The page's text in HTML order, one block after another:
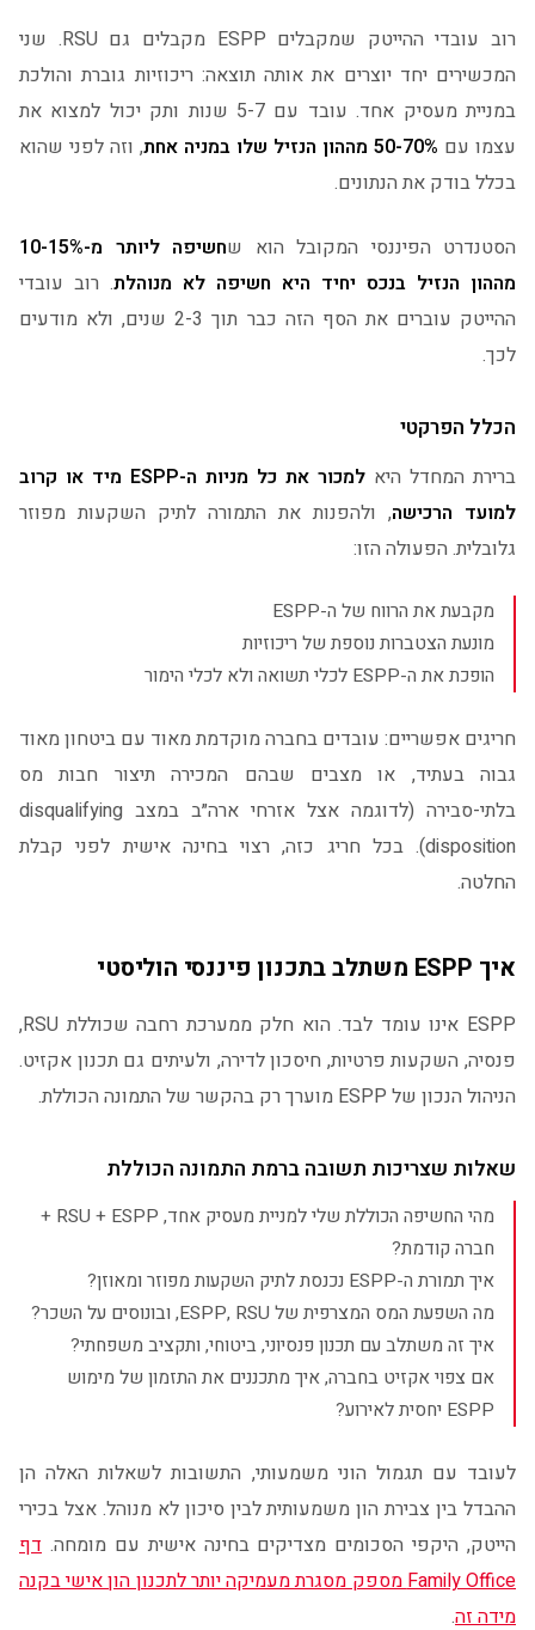
רוב עובדי ההייטק שמקבלים ESPP מקבלים גם RSU. שני
המכשירים יחד יוצרים את אותה תוצאה: ריכוזיות גוברת והולכת
במניית מעסיק אחד. עובד עם 5-7 שנות ותק יכול למצוא את
עצמו עם 50-70% מההון הנזיל שלו במניה אחת
, וזה לפני שהוא
בכלל בודק את הנתונים.
הסטנדרט הפיננסי המקובל הוא ש
חשיפה ליותר מ-10-15%
מההון הנזיל בנכס יחיד היא חשיפה לא מנוהלת. רוב עובדי
ההייטק עוברים את הסף הזה כבר תוך 2-3 שנים, ולא מודעים
לכך.
הכלל הפרקטי
ברירת המחדל היא
למכור את כל מניות ה-ESPP מיד או קרוב
למועד הרכישה, ולהפנות את התמורה לתיק השקעות מפוזר
גלובלית. הפעולה הזו:
מקבעת את הרווח של ה-ESPP
מונעת הצטברות נוספת של ריכוזיות
הופכת את ה-ESPP לכלי תשואה ולא לכלי הימור
חריגים אפשריים: עובדים בחברה מוקדמת מאוד עם ביטחון מאוד
גבוה בעתיד, או מצבים שבהם המכירה תיצור חבות מס
בלתי-סבירה (לדוגמה אצל אזרחי ארה״ב במצב disqualifying
disposition). בכל חריג כזה, רצוי בחינה אישית לפני קבלת
החלטה.
איך ESPP משתלב בתכנון פיננסי הוליסטי
ESPP אינו עומד לבד. הוא חלק ממערכת רחבה שכוללת RSU,
פנסיה, השקעות פרטיות, חיסכון לדירה, ולעיתים גם תכנון אקזיט.
הניהול הנכון של ESPP מוערך רק בהקשר של התמונה הכוללת.
שאלות שצריכות תשובה ברמת התמונה הכוללת
מהי החשיפה הכוללת שלי למניית מעסיק אחד, RSU + ESPP +
חברה קודמת?
איך תמורת ה-ESPP נכנסת לתיק השקעות מפוזר ומאוזן?
מה השפעת המס המצרפית של ESPP, RSU, ובונוסים על השכר?
איך זה משתלב עם תכנון פנסיוני, ביטוחי, ותקציב משפחתי?
אם צפוי אקזיט בחברה, איך מתכננים את התזמון של מימוש
ESPP יחסית לאירוע?
לעובד עם תגמול הוני משמעותי, התשובות לשאלות האלה הן
ההבדל בין צבירת הון משמעותית לבין סיכון לא מנוהל. אצל בכירי
הייטק, היקפי הסכומים מצדיקים בחינה אישית עם מומחה. דף
Family Office מספק מסגרת מעמיקה יותר לתכנון הון אישי בקנה
מידה זה.